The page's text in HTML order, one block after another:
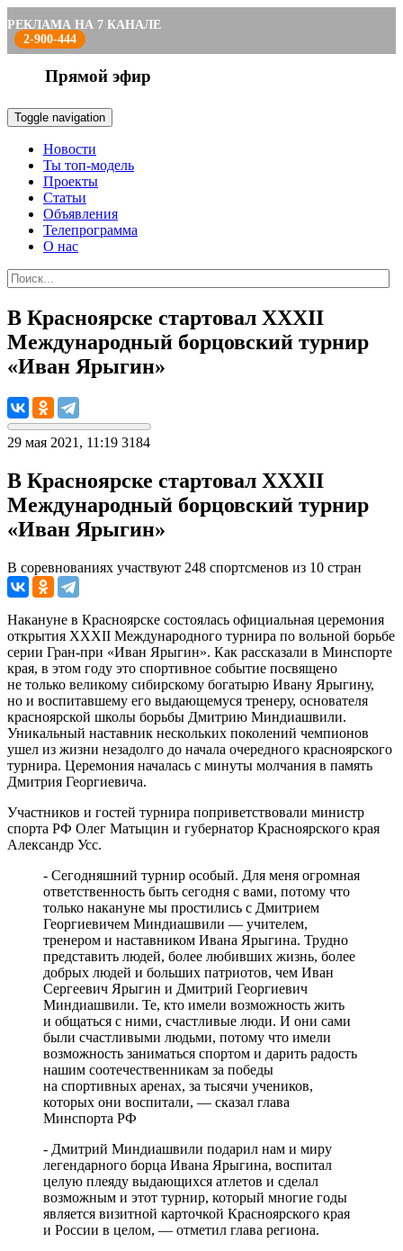
РЕКЛАМА НА 7 КАНАЛЕ
2-900-444
Прямой эфир
Toggle navigation
Новости
Ты топ-модель
Проекты
Статьи
Объявления
Телепрограмма
О нас
В Красноярске стартовал XXXII
Международный борцовский турнир
«Иван Ярыгин»
29 мая 2021, 11:19 3184
В Красноярске стартовал XXXII
Международный борцовский турнир
«Иван Ярыгин»
В соревнованиях участвуют 248 спортсменов из 10 стран
Накануне в Красноярске состоялась официальная церемония
открытия XXXII Международного турнира по вольной борьбе
серии Гран-при «Иван Ярыгин». Как рассказали в Минспорте
края, в этом году это спортивное событие посвящено
не только великому сибирскому богатырю Ивану Ярыгину,
но и воспитавшему его выдающемуся тренеру, основателя
красноярской школы борьбы Дмитрию Миндиашвили.
Уникальный наставник нескольких поколений чемпионов
ушел из жизни незадолго до начала очередного красноярского
турнира. Церемония началась с минуты молчания в память
Дмитрия Георгиевича.
Участников и гостей турнира поприветствовали министр
спорта РФ Олег Матыцин и губернатор Красноярского края
Александр Усс.
- Сегодняшний турнир особый. Для меня огромная
ответственность быть сегодня с вами, потому что
только накануне мы простились с Дмитрием
Георгиевичем Миндиашвили — учителем,
тренером и наставником Ивана Ярыгина. Трудно
представить людей, более любивших жизнь, более
добрых людей и больших патриотов, чем Иван
Сергеевич Ярыгин и Дмитрий Георгиевич
Миндиашвили. Те, кто имели возможность жить
и общаться с ними, счастливые люди. И они сами
были счастливыми людьми, потому что имели
возможность заниматься спортом и дарить радость
нашим соотечественникам за победы
на спортивных аренах, за тысячи учеников,
которых они воспитали, — сказал глава
Минспорта РФ
- Дмитрий Миндиашвили подарил нам и миру
легендарного борца Ивана Ярыгина, воспитал
целую плеяду выдающихся атлетов и сделал
возможным и этот турнир, который многие годы
является визитной карточкой Красноярского края
и России в целом, — отметил глава региона.